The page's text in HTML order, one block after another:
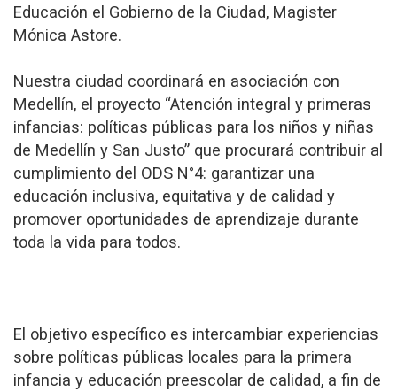
Educación el Gobierno de la Ciudad, Magister
Mónica Astore.
Nuestra ciudad coordinará en asociación con
Medellín, el proyecto “Atención integral y primeras
infancias: políticas públicas para los niños y niñas
de Medellín y San Justo” que procurará contribuir al
cumplimiento del ODS N°4: garantizar una
educación inclusiva, equitativa y de calidad y
promover oportunidades de aprendizaje durante
toda la vida para todos.
El objetivo específico es intercambiar experiencias
sobre políticas públicas locales para la primera
infancia y educación preescolar de calidad, a fin de